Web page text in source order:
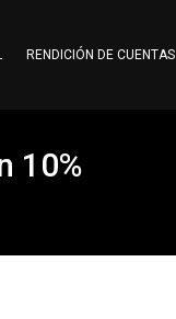
RENDICIÓN DE CUENTAS
10%